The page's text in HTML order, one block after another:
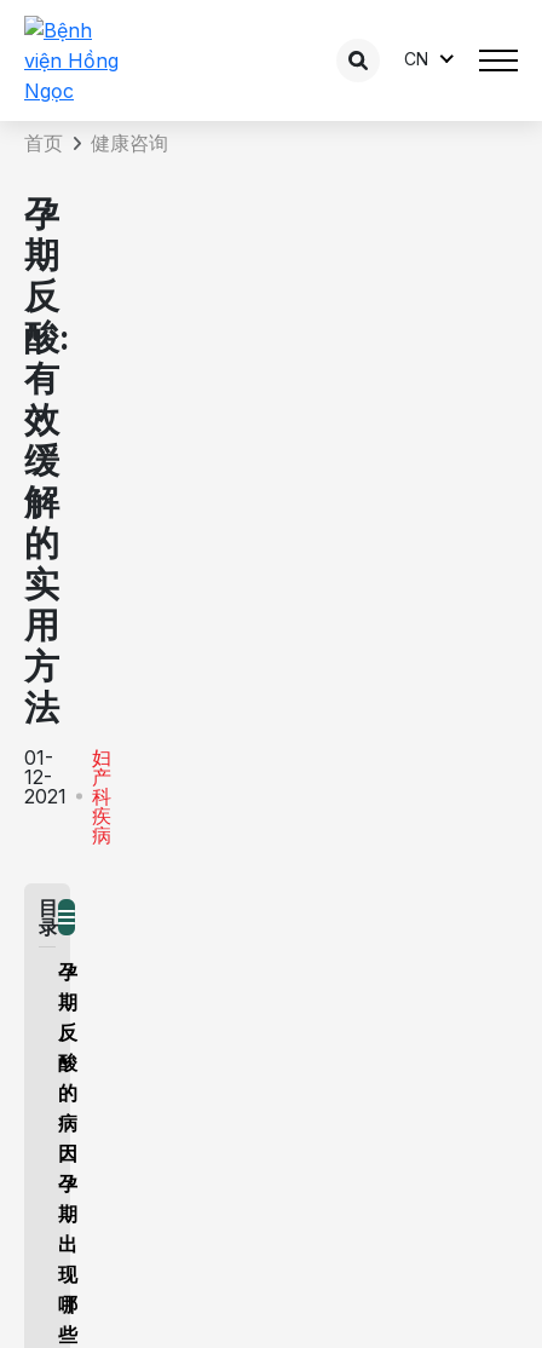
CN
咨询内容详情
首页 健康咨询
孕
期
反
酸:
有
效
缓
解
的
实
用
方
法
01-
12-
2021
妇
产
科
疾
病
目
录
孕
期
反
酸
的
病
因
孕
期
出
现
哪
些